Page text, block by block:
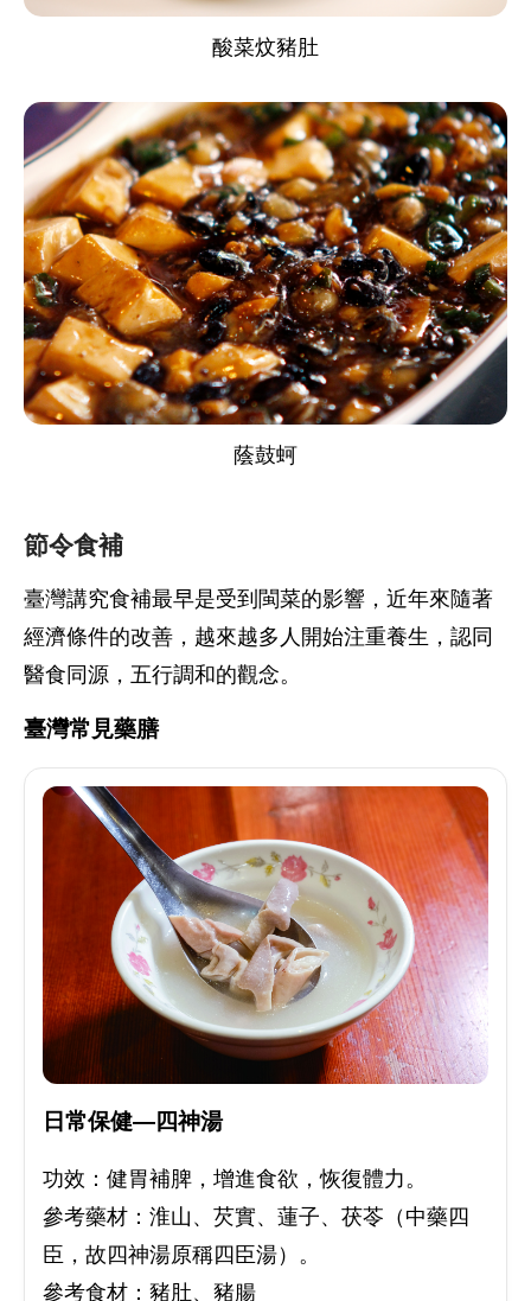
酸菜炆豬肚
蔭鼓蚵
節令食補
臺灣講究食補最早是受到閩菜的影響，近年來隨著
經濟條件的改善，越來越多人開始注重養生，認同
醫食同源，五行調和的觀念。
臺灣常見藥膳
日常保健—四神湯
功效：健胃補脾，增進食欲，恢復體力。
參考藥材：淮山、芡實、蓮子、茯苓（中藥四
臣，故四神湯原稱四臣湯）。
參考食材：豬肚、豬腸